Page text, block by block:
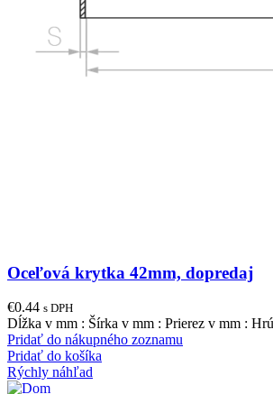
Oceľová krytka 42mm, dopredaj
€0.44 s DPH
Dĺžka v mm : Šírka v mm : Prierez v mm :
Pridať do nákupného zoznamu
Pridať do košíka
Rýchly náhľad